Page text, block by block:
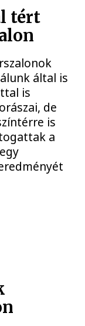
tért
által is
is
de
is
a